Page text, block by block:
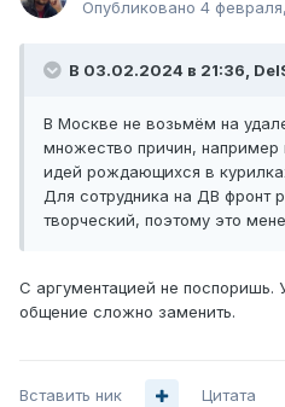
Опубликовано 4
В 03.02.2024 в 21:36,
В Москве не возьмём на
множество причин, например
идей рождающихся в
Для сотрудника на ДВ фронт
творческий, поэтому это
С аргументацией не
общение сложно заменить.
Вставить ник Цитата